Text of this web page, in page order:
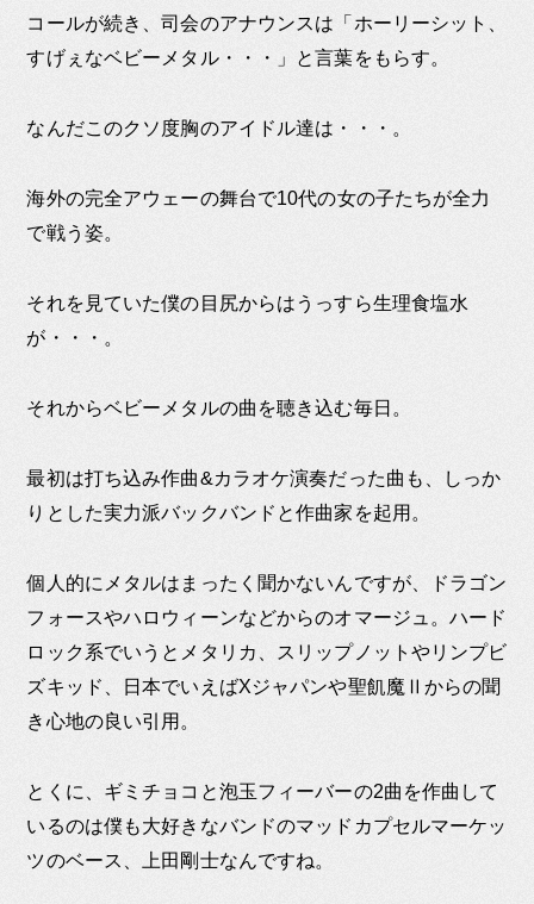
コールが続き、司会のアナウンスは「ホーリーシット、
すげぇなベビーメタル・・・」と言葉をもらす。
なんだこのクソ度胸のアイドル達は・・・。
海外の完全アウェーの舞台で10代の女の子たちが全力
で戦う姿。
それを見ていた僕の目尻からはうっすら生理食塩水
が・・・。
それからベビーメタルの曲を聴き込む毎日。
最初は打ち込み作曲&カラオケ演奏だった曲も、しっか
りとした実力派バックバンドと作曲家を起用。
個人的にメタルはまったく聞かないんですが、ドラゴン
フォースやハロウィーンなどからのオマージュ。ハード
ロック系でいうとメタリカ、スリップノットやリンプビ
ズキッド、日本でいえばXジャパンや聖飢魔Ⅱからの聞
き心地の良い引用。
とくに、ギミチョコと泡玉フィーバーの2曲を作曲して
いるのは僕も大好きなバンドのマッドカプセルマーケッ
ツのベース、上田剛士なんですね。